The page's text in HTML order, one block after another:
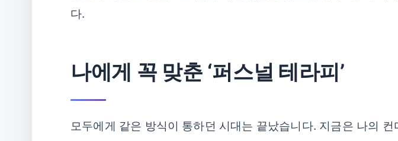
다.
나에게 꼭 맞춘 ‘퍼스널 테라피’
모두에게 같은 방식이 통하던 시대는 끝났습니다. 지금은 나의